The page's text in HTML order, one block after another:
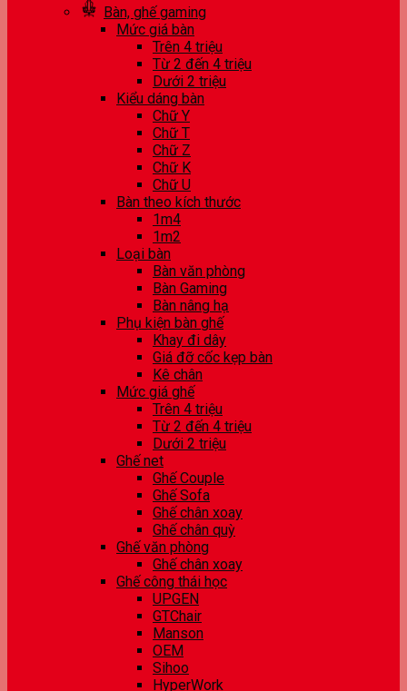
Bàn, ghế gaming
Mức giá bàn
Trên 4 triệu
Từ 2 đến 4 triệu
Dưới 2 triệu
Kiểu dáng bàn
Chữ Y
Chữ T
Chữ Z
Chữ K
Chữ U
Bàn theo kích thước
1m4
1m2
Loại bàn
Bàn văn phòng
Bàn Gaming
Bàn nâng hạ
Phụ kiện bàn ghế
Khay đi dây
Giá đỡ cốc kẹp bàn
Kê chân
Mức giá ghế
Trên 4 triệu
Từ 2 đến 4 triệu
Dưới 2 triệu
Ghế net
Ghế Couple
Ghế Sofa
Ghế chân xoay
Ghế chân quỳ
Ghế văn phòng
Ghế chân xoay
Ghế công thái học
UPGEN
GTChair
Manson
OEM
Sihoo
HyperWork